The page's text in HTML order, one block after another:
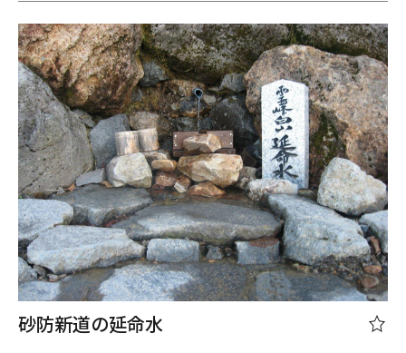
砂防新道の延命水